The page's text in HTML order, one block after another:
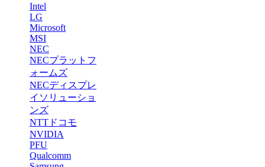
Intel
LG
Microsoft
MSI
NEC
NECプラットフ
ォームズ
NECディスプレ
イソリューショ
ンズ
NTTドコモ
NVIDIA
PFU
Qualcomm